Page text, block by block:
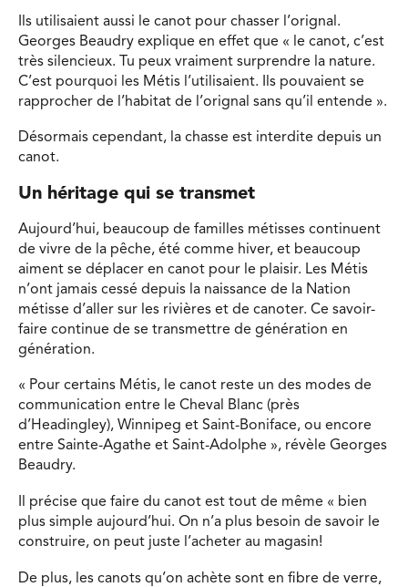
Ils utilisaient aussi le canot pour chasser l’orignal.
Georges Beaudry explique en effet que « le canot, c’est
très silencieux. Tu peux vraiment surprendre la nature.
C’est pourquoi les Métis l’utilisaient. Ils pouvaient se
rapprocher de l’habitat de l’orignal sans qu’il entende ».
Désormais cependant, la chasse est interdite depuis un
canot.
Un héritage qui se transmet
Aujourd’hui, beaucoup de familles métisses continuent
de vivre de la pêche, été comme hiver, et beaucoup
aiment se déplacer en canot pour le plaisir. Les Métis
n’ont jamais cessé depuis la naissance de la Nation
métisse d’aller sur les rivières et de canoter. Ce savoir-
faire continue de se transmettre de génération en
génération.
« Pour certains Métis, le canot reste un des modes de
communication entre le Cheval Blanc (près
d’Headingley), Winnipeg et Saint-Boniface, ou encore
entre Sainte-Agathe et Saint-Adolphe », révèle Georges
Beaudry.
Il précise que faire du canot est tout de même « bien
plus simple aujourd’hui. On n’a plus besoin de savoir le
construire, on peut juste l’acheter au magasin!
De plus, les canots qu’on achète sont en fibre de verre,